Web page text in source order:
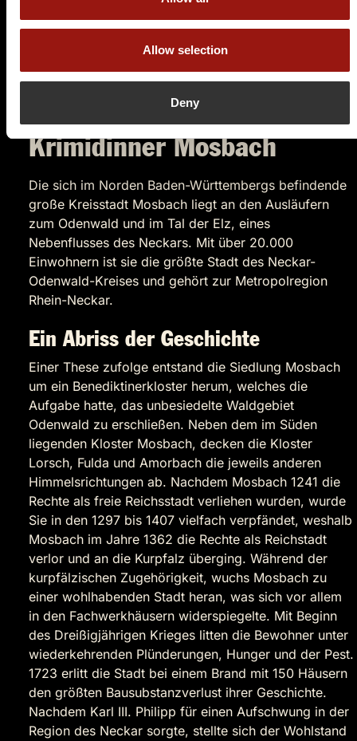
Allow selection
Deny
89,90 €
Krimidinner Mosbach
Die sich im Norden Baden-Württembergs befindende
große Kreisstadt Mosbach liegt an den Ausläufern
zum Odenwald und im Tal der Elz, eines
Nebenflusses des Neckars. Mit über 20.000
Einwohnern ist sie die größte Stadt des Neckar-
Odenwald-Kreises und gehört zur Metropolregion
Rhein-Neckar.
Ein Abriss der Geschichte
Einer These zufolge entstand die Siedlung Mosbach
um ein Benediktinerkloster herum, welches die
Aufgabe hatte, das unbesiedelte Waldgebiet
Odenwald zu erschließen. Neben dem im Süden
liegenden Kloster Mosbach, decken die Kloster
Lorsch, Fulda und Amorbach die jeweils anderen
Himmelsrichtungen ab. Nachdem Mosbach 1241 die
Rechte als freie Reichsstadt verliehen wurden, wurde
Sie in den 1297 bis 1407 vielfach verpfändet, weshalb
Mosbach im Jahre 1362 die Rechte als Reichstadt
verlor und an die Kurpfalz überging. Während der
kurpfälzischen Zugehörigkeit, wuchs Mosbach zu
einer wohlhabenden Stadt heran, was sich vor allem
in den Fachwerkhäusern widerspiegelte. Mit Beginn
des Dreißigjährigen Krieges litten die Bewohner unter
wiederkehrenden Plünderungen, Hunger und der Pest.
1723 erlitt die Stadt bei einem Brand mit 150 Häusern
den größten Bausubstanzverlust ihrer Geschichte.
Nachdem Karl III. Philipp für einen Aufschwung in der
Region des Neckar sorgte, stellte sich der Wohlstand